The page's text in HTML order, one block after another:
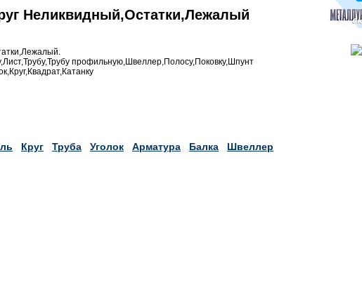
Неликвидный,Остатки,Лежалый
профильную,Швеллер,Полосу,Поковку,Шпунт
Круг Труба Уголок Арматура Балка Швеллер